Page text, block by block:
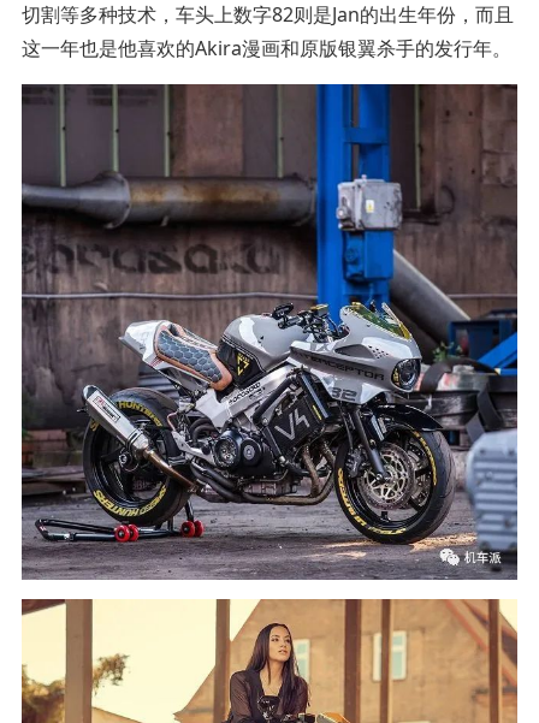
切割等多种技术，车头上数字82则是Jan的出生年份，而且
这一年也是他喜欢的Akira漫画和原版银翼杀手的发行年。